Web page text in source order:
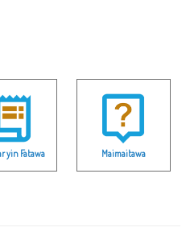
yin Fatawa Maimaitawa